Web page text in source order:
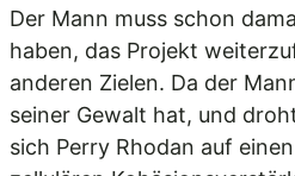
Der Mann muss schon
haben, das Projekt
anderen Zielen. Da der
seiner Gewalt hat, und
sich Perry Rhodan auf